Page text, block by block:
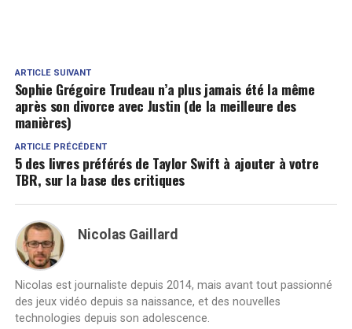
ARTICLE SUIVANT
Sophie Grégoire Trudeau n’a plus jamais été la même
après son divorce avec Justin (de la meilleure des
manières)
ARTICLE PRÉCÉDENT
5 des livres préférés de Taylor Swift à ajouter à votre
TBR, sur la base des critiques
Nicolas Gaillard
Nicolas est journaliste depuis 2014, mais avant tout passionné
des jeux vidéo depuis sa naissance, et des nouvelles
technologies depuis son adolescence.